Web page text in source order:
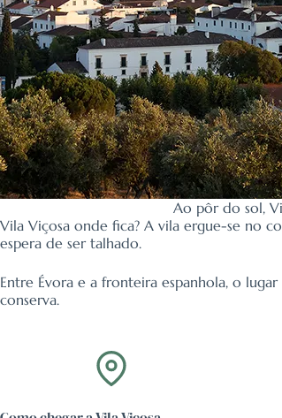
Ao pôr do sol,
Vila Viçosa onde fica? A vila ergue-se no
espera de ser talhado.
Entre Évora e a fronteira espanhola, o
conserva.